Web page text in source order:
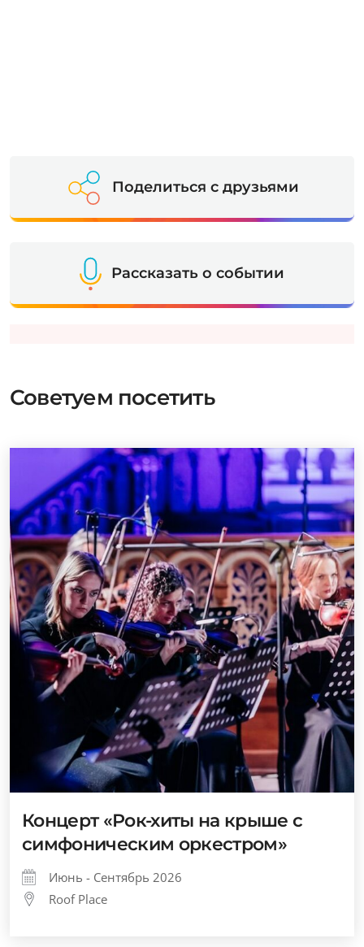
Поделиться с друзьями
Рассказать о событии
Советуем посетить
Концерт «Рок-хиты на крыше с
симфоническим оркестром»
Июнь - Сентябрь 2026
Roof Place